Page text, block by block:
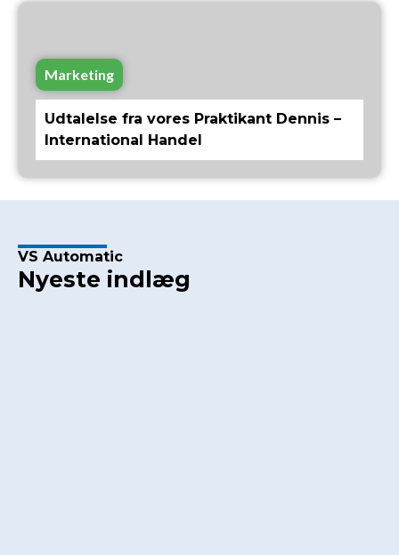
Marketing
Udtalelse fra vores Praktikant Dennis –
International Handel
VS Automatic
Nyeste indlæg